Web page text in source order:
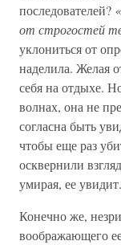
последователей?
от строгостей
уклониться от
наделила. Желая
себя на отдыхе.
волнах, она не
согласна быть
чтобы еще раз
осквернили
умирая, ее увидит.
Конечно же,
воображающего